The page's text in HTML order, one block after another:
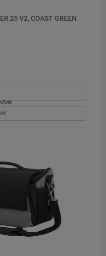
25 V2, COAST GREEN